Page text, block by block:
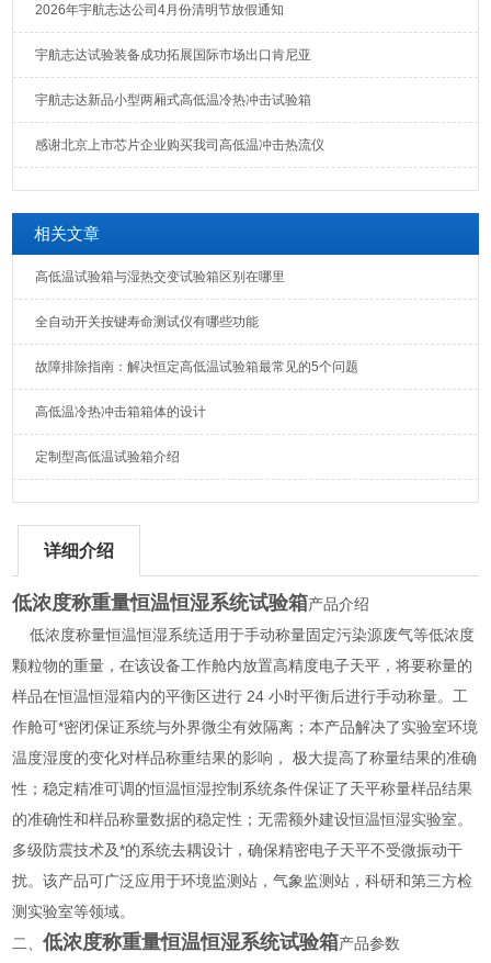
2026年宇航志达公司4月份清明节放假通知
宇航志达试验装备成功拓展国际市场出口肯尼亚
宇航志达新品小型两厢式高低温冷热冲击试验箱
感谢北京上市芯片企业购买我司高低温冲击热流仪
相关文章
高低温试验箱与湿热交变试验箱区别在哪里
全自动开关按键寿命测试仪有哪些功能
故障排除指南：解决恒定高低温试验箱最常见的5个问题
高低温冷热冲击箱箱体的设计
定制型高低温试验箱介绍
详细介绍
低浓度称重量恒温恒湿系统试验箱产品介绍
低浓度称量恒温恒湿系统适用于手动称量固定污染源废气等低浓度
颗粒物的重量，在该设备工作舱内放置高精度电子天平，将要称量的
样品在恒温恒湿箱内的平衡区进行 24 小时平衡后进行手动称量。工
作舱可*密闭保证系统与外界微尘有效隔离；本产品解决了实验室环境
温度湿度的变化对样品称重结果的影响， 极大提高了称量结果的准确
性；稳定精准可调的恒温恒湿控制系统条件保证了天平称量样品结果
的准确性和样品称量数据的稳定性；无需额外建设恒温恒湿实验室。
多级防震技术及*的系统去耦设计，确保精密电子天平不受微振动干
扰。该产品可广泛应用于环境监测站，气象监测站，科研和第三方检
测实验室等领域。
二、低浓度称重量恒温恒湿系统试验箱产品参数